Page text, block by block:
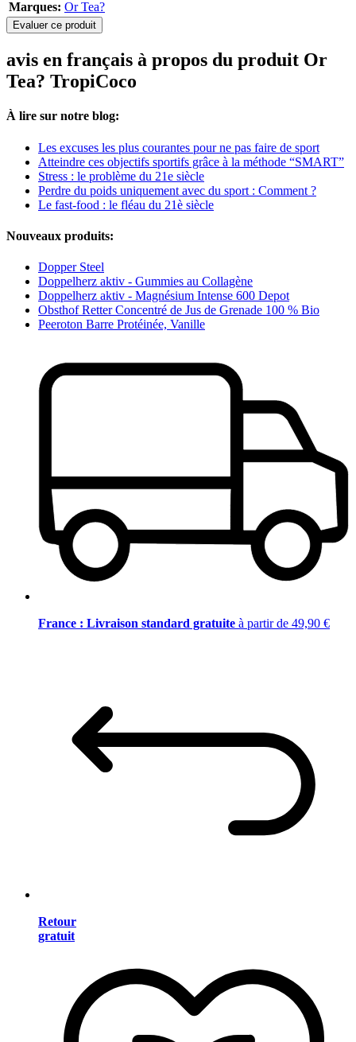
Marques: Or Tea?
Evaluer ce produit
avis en français à propos du produit Or
Tea? TropiCoco
À lire sur notre blog:
Les excuses les plus courantes pour ne pas faire de sport
Atteindre ces objectifs sportifs grâce à la méthode “SMART”
Stress : le problème du 21e siècle
Perdre du poids uniquement avec du sport : Comment ?
Le fast-food : le fléau du 21è siècle
Nouveaux produits:
Dopper Steel
Doppelherz aktiv - Gummies au Collagène
Doppelherz aktiv - Magnésium Intense 600 Depot
Obsthof Retter Concentré de Jus de Grenade 100 % Bio
Peeroton Barre Protéinée, Vanille
France : Livraison standard gratuite à partir de 49,90 €
Retour
gratuit